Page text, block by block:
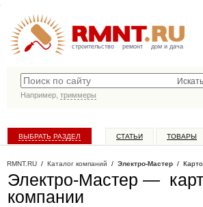
строительство ремонт дом и дача
Искать
Например, триммеры
ВЫБРАТЬ РАЗДЕЛ СТАТЬИ ТОВАРЫ
RMNT.RU / Каталог компаний / Электро-Мастер /
Электро-Мастер —
компании